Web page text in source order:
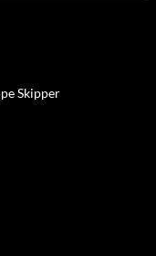
Skipper